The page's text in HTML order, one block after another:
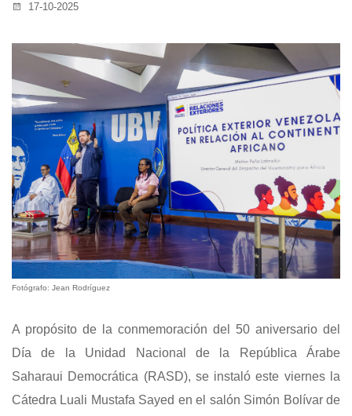
17-10-2025
Fotógrafo: Jean Rodríguez
A propósito de la conmemoración del 50 aniversario del
Día de la Unidad Nacional de la República Árabe
Saharaui Democrática (RASD), se instaló este viernes la
Cátedra Luali Mustafa Sayed en el salón Simón Bolívar de